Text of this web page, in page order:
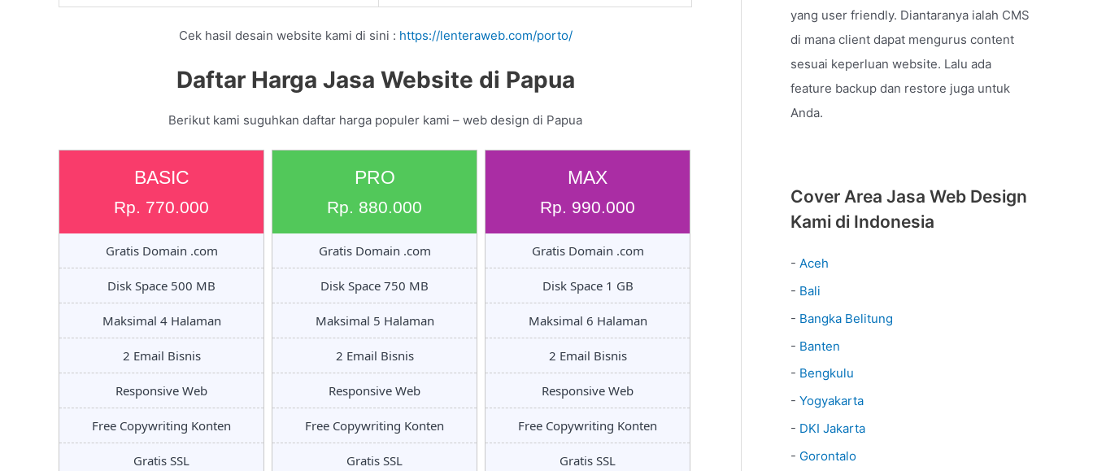
Cek hasil desain website kami di sini : https://lenteraweb.com/porto/
Daftar Harga Jasa Website di Papua
Berikut kami suguhkan daftar harga populer kami – web design di Papua
BASIC
Rp. 770.000
Gratis Domain .com
Disk Space 500 MB
Maksimal 4 Halaman
2 Email Bisnis
Responsive Web
Free Copywriting Konten
Gratis SSL
PRO
Rp. 880.000
Gratis Domain .com
Disk Space 750 MB
Maksimal 5 Halaman
2 Email Bisnis
Responsive Web
Free Copywriting Konten
Gratis SSL
MAX
Rp. 990.000
Gratis Domain .com
Disk Space 1 GB
Maksimal 6 Halaman
2 Email Bisnis
Responsive Web
Free Copywriting Konten
Gratis SSL
yang user friendly. Diantaranya ialah CMS
di mana client dapat mengurus content
sesuai keperluan website. Lalu ada
feature backup dan restore juga untuk
Anda.
Cover Area Jasa Web Design
Kami di Indonesia
- Aceh
- Bali
- Bangka Belitung
- Banten
- Bengkulu
- Yogyakarta
- DKI Jakarta
- Gorontalo